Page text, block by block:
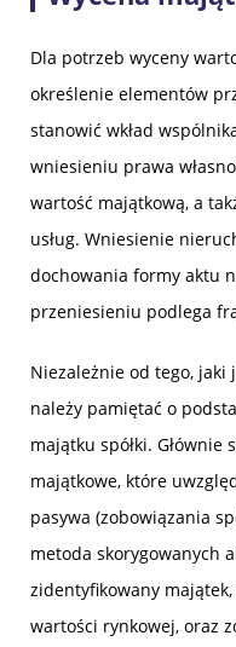
Dla potrzeb wyceny
określenie elementów
stanowić wkład
wniesieniu prawa
wartość majątkową, a
usług. Wniesienie
dochowania formy aktu
przeniesieniu podlega
Niezależnie od tego, jaki
należy pamiętać o
majątku spółki.
majątkowe, które
pasywa (zobowiązania
metoda skorygowanych
zidentyfikowany
wartości rynkowej, oraz